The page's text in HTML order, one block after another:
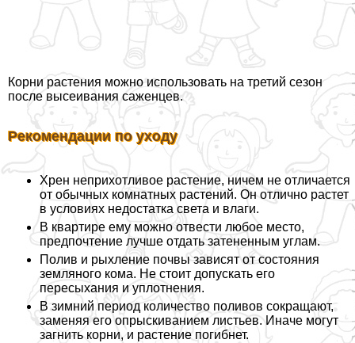
Корни растения можно использовать на третий сезон
после высеивания саженцев.
Рекомендации по уходу
Хрен неприхотливое растение, ничем не отличается
от обычных комнатных растений. Он отлично растет
в условиях недостатка света и влаги.
В квартире ему можно отвести любое место,
предпочтение лучше отдать затененным углам.
Полив и рыхление почвы зависят от состояния
земляного кома. Не стоит допускать его
пересыхания и уплотнения.
В зимний период количество поливов сокращают,
заменяя его опрыскиванием листьев. Иначе могут
загнить корни, и растение погибнет.